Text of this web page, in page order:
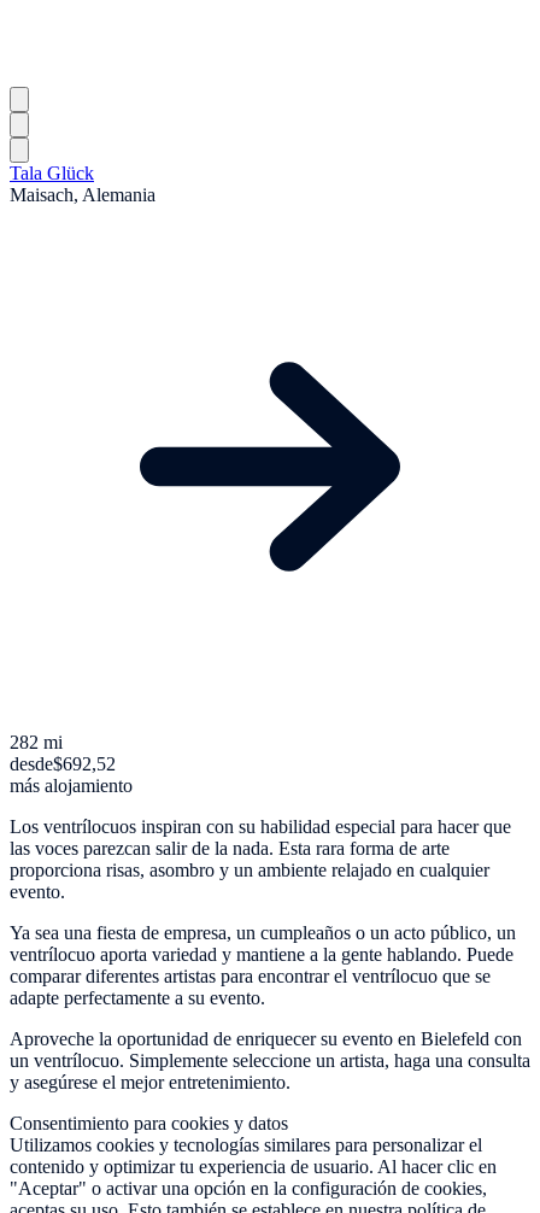
Tala Glück
Maisach, Alemania
282 mi
desde$692,52
más alojamiento
Los ventrílocuos inspiran con su habilidad especial para hacer que
las voces parezcan salir de la nada. Esta rara forma de arte
proporciona risas, asombro y un ambiente relajado en cualquier
evento.
Ya sea una fiesta de empresa, un cumpleaños o un acto público, un
ventrílocuo aporta variedad y mantiene a la gente hablando. Puede
comparar diferentes artistas para encontrar el ventrílocuo que se
adapte perfectamente a su evento.
Aproveche la oportunidad de enriquecer su evento en Bielefeld con
un ventrílocuo. Simplemente seleccione un artista, haga una consulta
y asegúrese el mejor entretenimiento.
Consentimiento para cookies y datos
Utilizamos cookies y tecnologías similares para personalizar el
contenido y optimizar tu experiencia de usuario. Al hacer clic en
"Aceptar" o activar una opción en la configuración de cookies,